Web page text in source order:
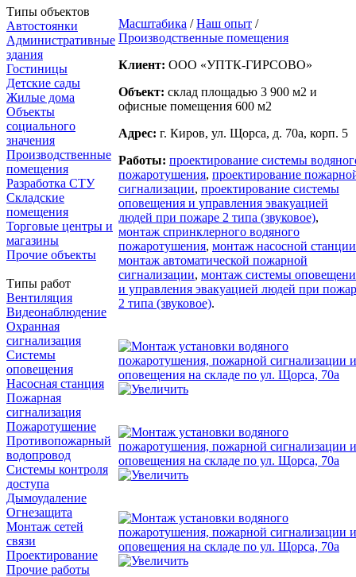
Типы объектов
Автостоянки
Административные
здания
Гостиницы
Детские сады
Жилые дома
Объекты
социального
значения
Производственные
помещения
Разработка СТУ
Складские
помещения
Торговые центры и
магазины
Прочие объекты
Типы работ
Вентиляция
Видеонаблюдение
Охранная
сигнализация
Системы
оповещения
Насосная станция
Пожарная
сигнализация
Пожаротушение
Противопожарный
водопровод
Системы контроля
доступа
Дымоудаление
Огнезащита
Монтаж сетей
связи
Проектирование
Прочие работы
Масштабика / Наш опыт /
Производственные помещения
Клиент: ООО «УПТК-ГИРСОВО»
Объект: склад площадью 3 900 м2 и
офисные помещения 600 м2
Адрес: г. Киров, ул. Щорса, д. 70а, корп. 5
Работы: проектирование системы
пожаротушения, проектирование
сигнализации, проектирование системы
оповещения и управления эвакуацией
людей при пожаре 2 типа (звуковое),
монтаж спринклерного водяного
пожаротушения, монтаж насосной станции
монтаж автоматической пожарной
сигнализации, монтаж системы
и управления эвакуацией людей при
2 типа (звуковое).